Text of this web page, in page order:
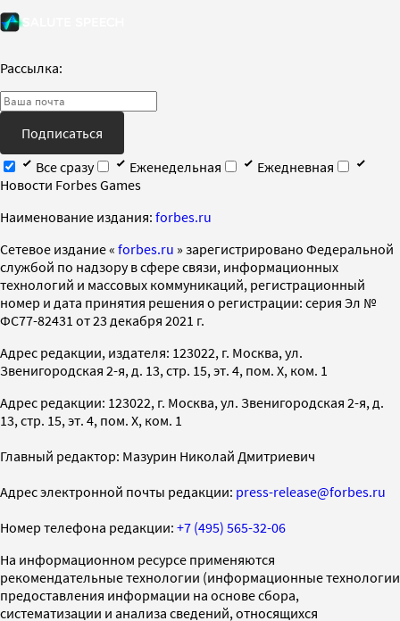
Рассылка:
Подписаться
Все сразу
Еженедельная
Ежедневная
Новости Forbes Games
Наименование издания: forbes.ru
Cетевое издание « forbes.ru » зарегистрировано Федеральной
службой по надзору в сфере связи, информационных
технологий и массовых коммуникаций, регистрационный
номер и дата принятия решения о регистрации: серия Эл №
ФС77-82431 от 23 декабря 2021 г.
Адрес редакции, издателя: 123022, г. Москва, ул.
Звенигородская 2-я, д. 13, стр. 15, эт. 4, пом. X, ком. 1
Адрес редакции: 123022, г. Москва, ул. Звенигородская 2-я, д.
13, стр. 15, эт. 4, пом. X, ком. 1
Главный редактор: Мазурин Николай Дмитриевич
Адрес электронной почты редакции: press-release@forbes.ru
Номер телефона редакции: +7 (495) 565-32-06
На информационном ресурсе применяются
рекомендательные технологии (информационные технологии
предоставления информации на основе сбора,
систематизации и анализа сведений, относящихся